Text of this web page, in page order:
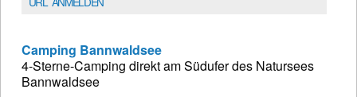
Camping Bannwaldsee
4-Sterne-Camping direkt am Südufer des Natursees
Bannwaldsee